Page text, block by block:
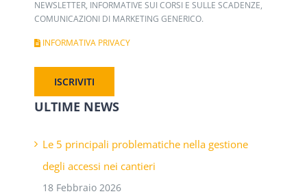
NEWSLETTER, INFORMATIVE SUI CORSI E SULLE SCADENZE,
COMUNICAZIONI DI MARKETING GENERICO.
INFORMATIVA PRIVACY
ULTIME NEWS
Le 5 principali problematiche nella gestione
degli accessi nei cantieri
18 Febbraio 2026